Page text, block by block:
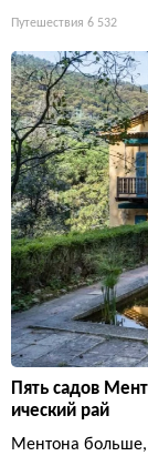
Путешествия 6 532
Пять садов
ический рай
Ментона